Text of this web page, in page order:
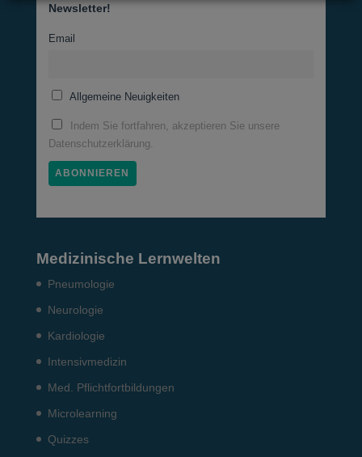
Newsletter!
Email
Allgemeine Neuigkeiten
Indem Sie fortfahren, akzeptieren Sie unsere
Datenschutzerklärung.
Medizinische Lernwelten
Pneumo­logie
Neurologie
Kardiologie
Intensiv­medizin
Med. Pflichtfort­bildun­gen
Microlearning
Quizzes